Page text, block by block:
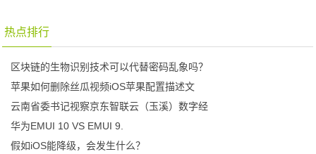
热点排行
区块链的生物识别技术可以代替密码乱象吗？
苹果如何删除丝瓜视频iOS苹果配置描述文
云南省委书记视察京东智联云（玉溪）数字经
华为EMUI 10 VS EMUI 9.
假如iOS能降级，会发生什么？